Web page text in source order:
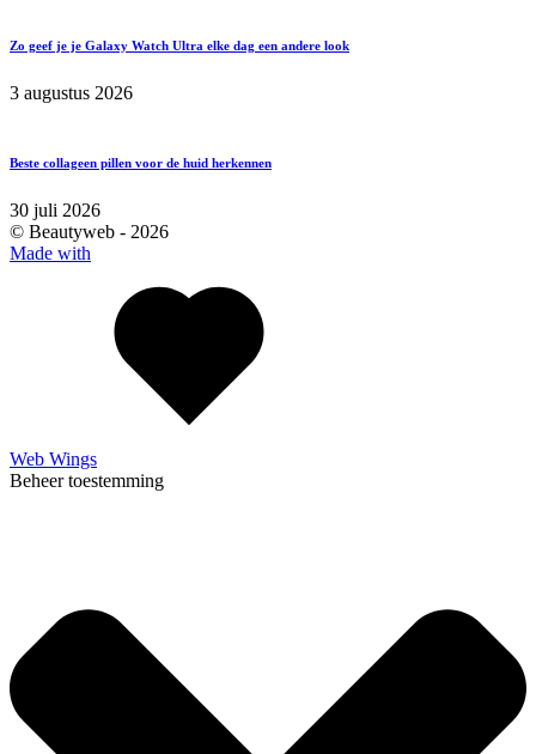
Zo geef je je Galaxy Watch Ultra elke dag een andere look
3 augustus 2026
Beste collageen pillen voor de huid herkennen
30 juli 2026
© Beautyweb - 2026
Made with
Web Wings
Beheer toestemming